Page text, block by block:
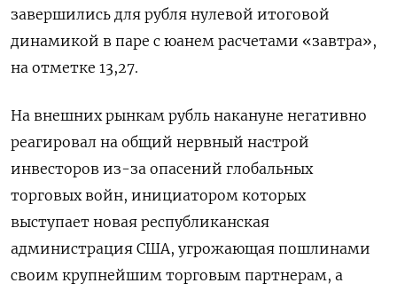
завершились для рубля нулевой итоговой
динамикой в паре с юанем расчетами «завтра»,
на отметке 13,27.
На внешних рынкам рубль накануне негативно
реагировал на общий нервный настрой
инвесторов из-за опасений глобальных
торговых войн, инициатором которых
выступает новая республиканская
администрация США, угрожающая пошлинами
своим крупнейшим торговым партнерам, а